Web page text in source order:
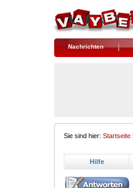
Nachrichten
Sie sind hier: Startseite
Hilfe